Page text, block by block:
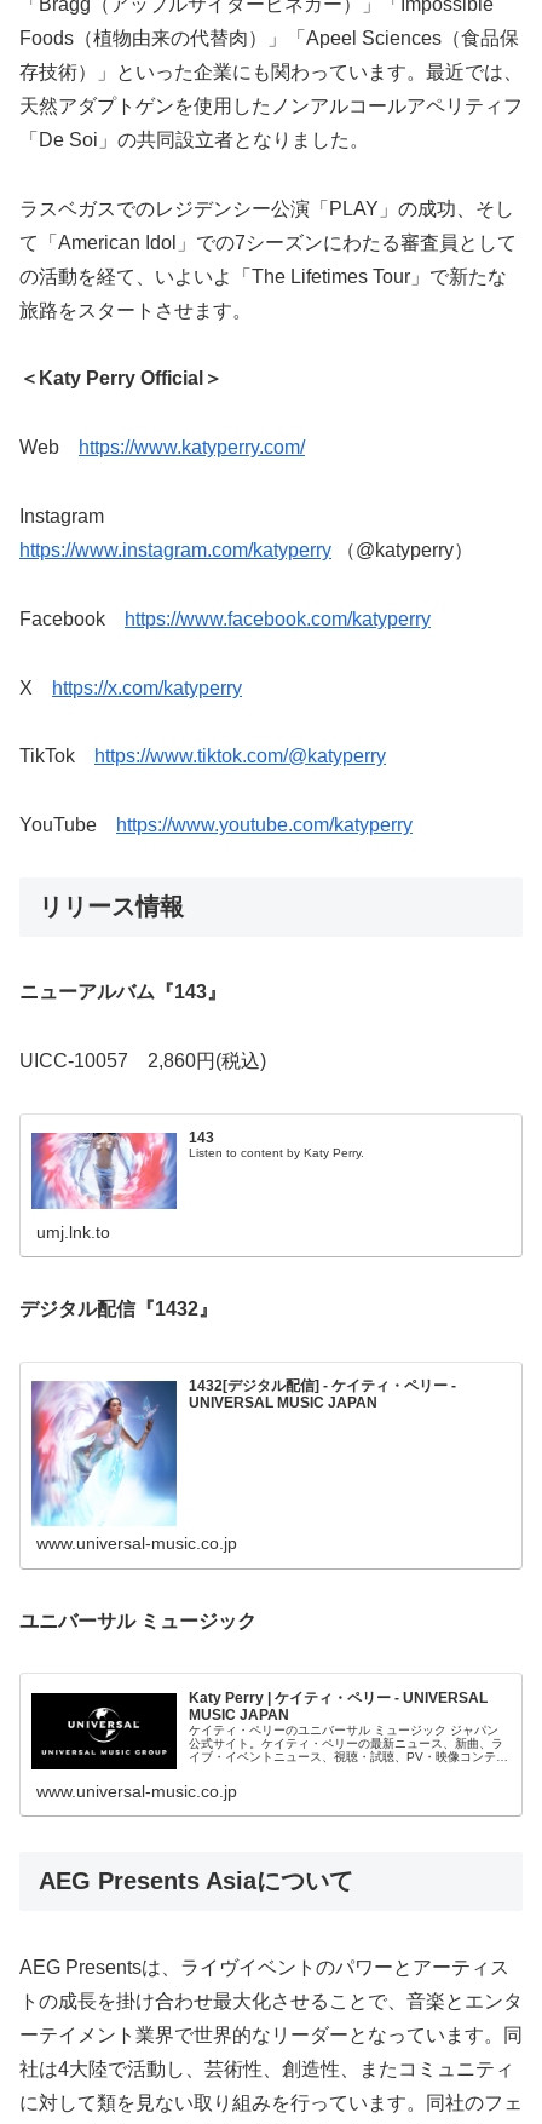
Foods（植物由来の代替肉）」「Apeel Sciences（食品保
存技術）」といった企業にも関わっています。最近では、
天然アダプトゲンを使用したノンアルコールアペリティフ
「De Soi」の共同設立者となりました。
ラスベガスでのレジデンシー公演「PLAY」の成功、そし
て「American Idol」での7シーズンにわたる審査員として
の活動を経て、いよいよ「The Lifetimes Tour」で新たな
旅路をスタートさせます。
＜Katy Perry Official＞
Web https://www.katyperry.com/
Instagram
https://www.instagram.com/katyperry （@katyperry）
Facebook https://www.facebook.com/katyperry
X https://x.com/katyperry
TikTok https://www.tiktok.com/@katyperry
YouTube https://www.youtube.com/katyperry
リリース情報
ニューアルバム『143』
UICC-10057 2,860円(税込)
143
Listen to content by Katy Perry.
umj.lnk.to
デジタル配信『1432』
1432[デジタル配信] - ケイティ・ペリー -
UNIVERSAL MUSIC JAPAN
www.universal-music.co.jp
ユニバーサル ミュージック
Katy Perry | ケイティ・ペリー - UNIVERSAL
MUSIC JAPAN
ケイティ・ペリーのユニバーサル ミュージック ジャパン
公式サイト。ケイティ・ペリーの最新ニュース、新曲、ラ
イブ・イベントニュース、視聴・試聴、PV・映像コンテン
www.universal-music.co.jp
AEG Presents Asiaについて
AEG Presentsは、ライヴイベントのパワーとアーティス
トの成長を掛け合わせ最大化させることで、音楽とエンタ
ーテイメント業界で世界的なリーダーとなっています。同
社は4大陸で活動し、芸術性、創造性、またコミュニティ
に対して類を見ない取り組みを行っています。同社のフェ